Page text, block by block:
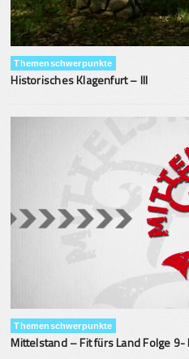
Themenschwerpunkte
Historisches Klagenfurt – III
Themenschwerpunkte
Mittelstand – Fit fürs Land Folge